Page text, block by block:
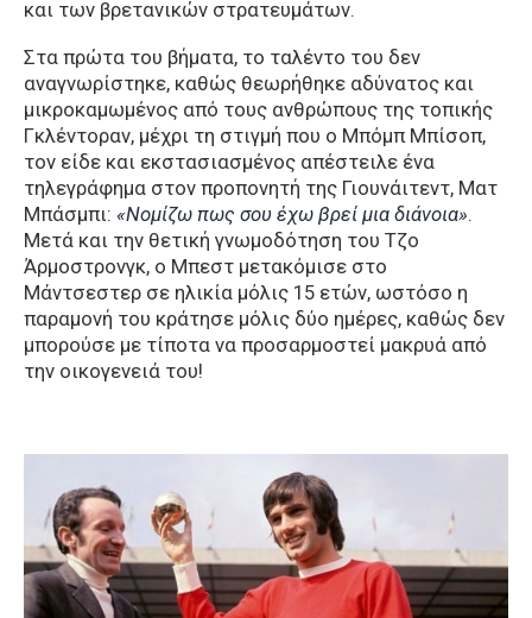
και των βρετανικών στρατευμάτων.
Στα πρώτα του βήματα, το ταλέντο του δεν
αναγνωρίστηκε, καθώς θεωρήθηκε αδύνατος και
μικροκαμωμένος από τους ανθρώπους της τοπικής
Γκλέντοραν, μέχρι τη στιγμή που ο Μπόμπ Μπίσοπ,
τον είδε και εκστασιασμένος απέστειλε ένα
τηλεγράφημα στον προπονητή της Γιουνάιτεντ, Ματ
Μπάσμπι: «Νομίζω πως σου έχω βρεί μια διάνοια».
Mετά και την θετική γνωμοδότηση του Τζο
Άρμοστρονγκ, ο Μπεστ μετακόμισε στο
Μάντσεστερ σε ηλικία μόλις 15 ετών, ωστόσο η
παραμονή του κράτησε μόλις δύο ημέρες, καθώς δεν
μπορούσε με τίποτα να προσαρμοστεί μακρυά από
την οικογενειά του!